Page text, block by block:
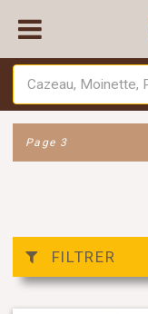
Page 3
FILTRER